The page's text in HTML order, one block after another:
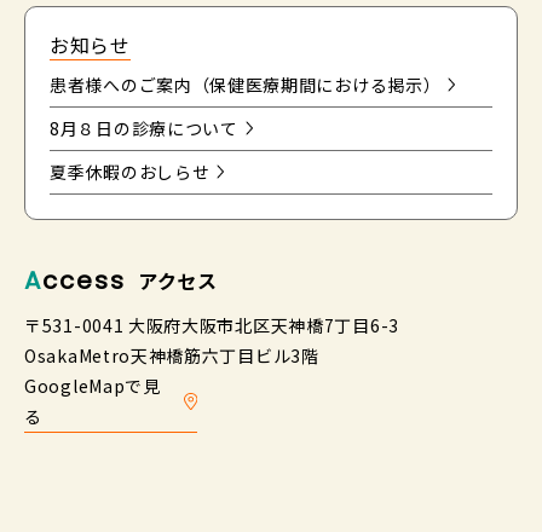
Access アクセス
〒531-0041 大阪府大阪市北区天神橋7丁目6-3
OsakaMetro天神橋筋六丁目ビル3階
GoogleMapで見
る
お知らせ
患者様へのご案内（保健医療期間における掲示）
8月８日の診療について
夏季休暇のおしらせ